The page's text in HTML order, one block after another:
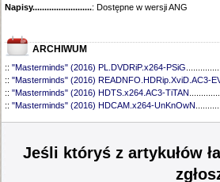
Napisy............................................: Dostępne w wersji ANG
ARCHIWUM
:: "Masterminds" (2016) PL.DVDRiP.x264-PSiG
:: "Masterminds" (2016) READNFO.HDRip.XviD.AC3-
:: "Masterminds" (2016) HDTS.x264.AC3-TiTAN
:: "Masterminds" (2016) HDCAM.x264-UnKnOwN
Jeśli któryś z artykułów